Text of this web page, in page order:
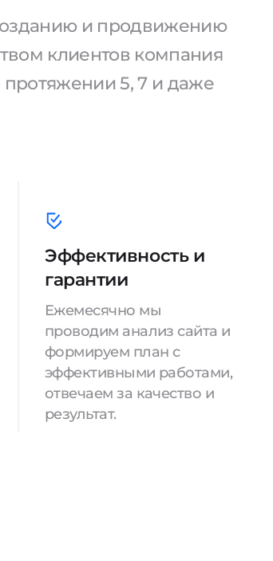
и продвижению
клиентов компания
протяжении 5, 7 и даже
Эффективность и
гарантии
Ежемесячно мы
проводим анализ сайта и
формируем план с
эффективными работами,
отвечаем за качество и
результат.